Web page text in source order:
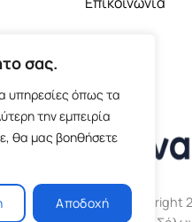
σας.
υπηρεσίες όπως τα
την εμπειρία
θα μας βοηθήσετε
Αποδοχή Copyright